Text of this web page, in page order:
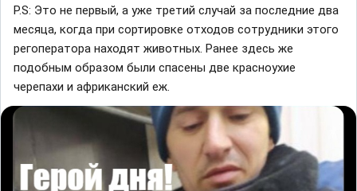
P.S: Это не первый, а уже третий случай за последние два
месяца, когда при сортировке отходов сотрудники этого
регоператора находят животных. Ранее здесь же
подобным образом были спасены две красноухие
черепахи и африканский еж.